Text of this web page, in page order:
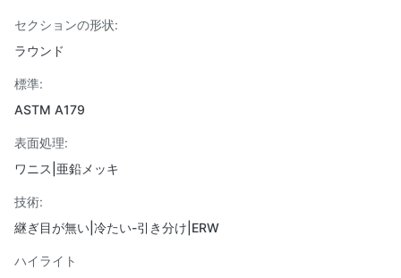
セクションの形状:
ラウンド
標準:
ASTM A179
表面処理:
ワニス|亜鉛メッキ
技術:
継ぎ目が無い|冷たい-引き分け|ERW
ハイライト